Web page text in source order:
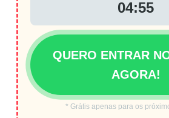
04:54
QUERO ENTRAR
AGORA!
* Grátis apenas para os